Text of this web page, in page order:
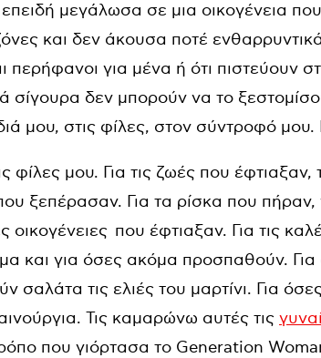
μεγάλωσα σε μια οικογένεια
και δεν άκουσα ποτέ
περήφανοι για μένα ή ότι πιστεύουν
σίγουρα δεν μπορούν να το
μου, στις φίλες, στον σύντροφό μου.
φίλες μου. Για τις ζωές που
ξεπέρασαν. Για τα ρίσκα που πήραν,
οικογένειες που έφτιαξαν. Για τις
και για όσες ακόμα προσπαθούν. Για
σαλάτα τις ελιές του μαρτίνι. Για
Τις καμαρώνω αυτές τις
που γιόρτασα το Generation